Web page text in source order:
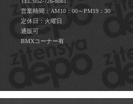
営業時間：AM10：00～PM19：30
定休日：火曜日
通販可
BMXコーナー有